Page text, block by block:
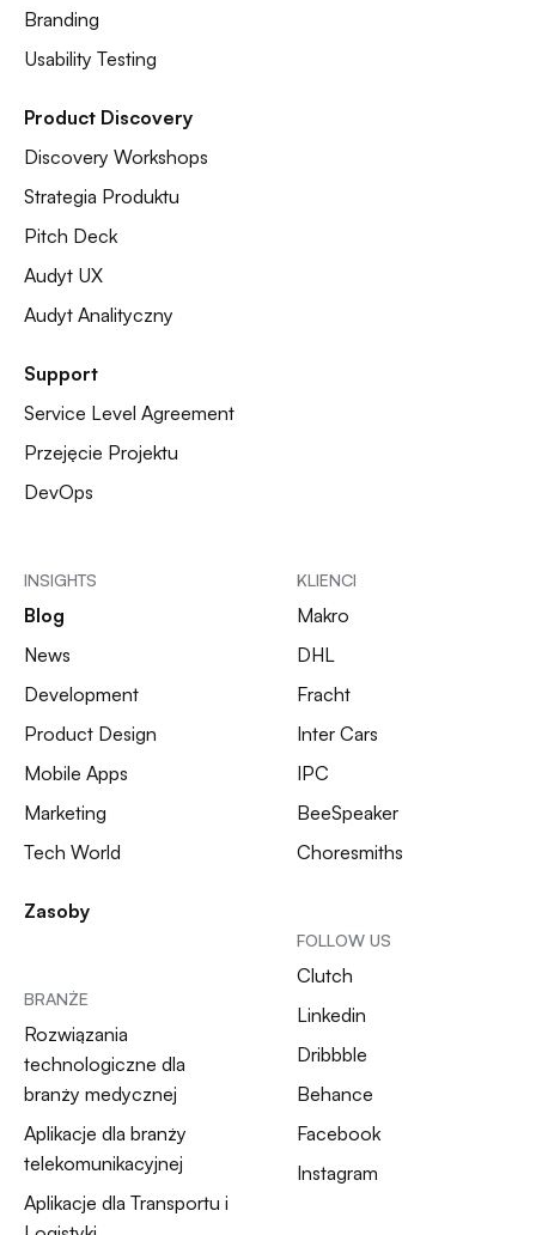
Branding
Usability Testing
Product Discovery
Discovery Workshops
Strategia Produktu
Pitch Deck
Audyt UX
Audyt Analityczny
Support
Service Level Agreement
Przejęcie Projektu
DevOps
INSIGHTS
Blog
News
Development
Product Design
Mobile Apps
Marketing
Tech World
Zasoby
BRANŻE
Rozwiązania
technologiczne dla
branży medycznej
Aplikacje dla branży
telekomunikacyjnej
Aplikacje dla Transportu i
KLIENCI
Makro
DHL
Fracht
Inter Cars
IPC
BeeSpeaker
Choresmiths
FOLLOW US
Clutch
Linkedin
Dribbble
Behance
Facebook
Instagram